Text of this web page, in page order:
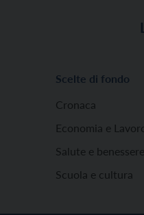
Scelte di fondo
Cronaca
Economia e
Salute e benessere
Scuola e cultura